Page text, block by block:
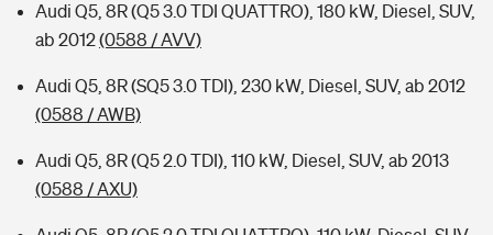
Audi Q5, 8R (Q5 3.0 TDI QUATTRO), 180 kW, Diesel, SUV,
ab 2012(0588 / AVV)
Audi Q5, 8R (SQ5 3.0 TDI), 230 kW, Diesel, SUV, ab 2012
(0588 / AWB)
Audi Q5, 8R (Q5 2.0 TDI), 110 kW, Diesel, SUV, ab 2013
(0588 / AXU)